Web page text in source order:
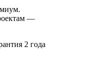
—
2 года